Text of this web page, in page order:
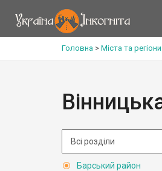
Головна > Міста та регіони
Барський район